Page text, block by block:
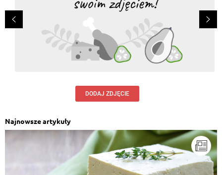
DODAJ ZDJĘCIE
Najnowsze artykuły